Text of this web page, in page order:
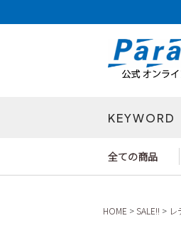
KEYWORD
全ての商品
サ
サ
サ
レ
レ
リ
ケ
HOME SALE!! レ